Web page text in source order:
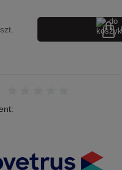
szt.